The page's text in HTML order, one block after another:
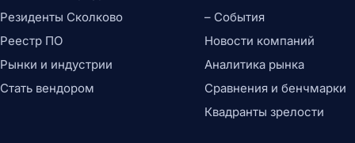
Резиденты Сколково
Реестр ПО
Рынки и индустрии
Стать вендором
– События
Новости компаний
Аналитика рынка
Сравнения и бенчмарки
Квадранты зрелости